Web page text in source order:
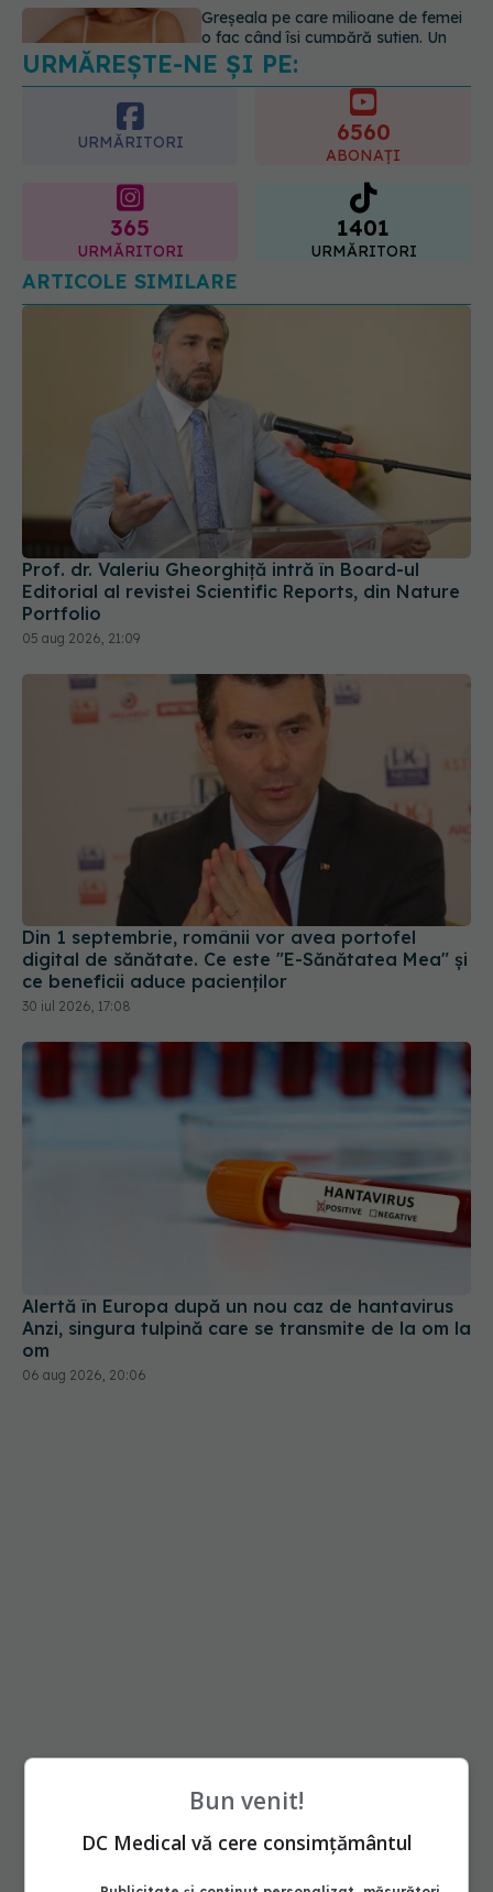
la operație. Dr. Sorin Bogdan
(SANADOR): Intervenția
chirurgicală, doar în situații
particulare
URMĂRITORI 6560
365
URMĂRITORI
1401
URMĂRITORI
ARTICOLE SIMILARE
Prof. dr. Valeriu Gheorghiță intră în Board-ul
Editorial al revistei Scientific Reports, din Nature
Portfolio
05 aug 2026, 21:09
Din 1 septembrie, românii vor avea portofel
digital de sănătate. Ce este "E-Sănătatea Mea" și
ce beneficii aduce pacienților
30 iul 2026, 17:08
Alertă în Europa după un nou caz de hantavirus
Anzi, singura tulpină care se transmite de la om la
Bun venit!
DC Medical vă cere consimțământul